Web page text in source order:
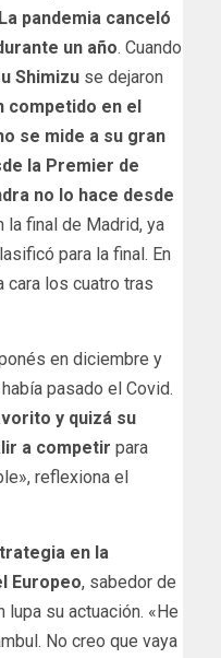
pandemia canceló
un año. Cuando
Shimizu se dejaron
competido en el
se mide a su gran
la Premier de
no lo hace desde
la final de Madrid, ya
para la final. En
cara los cuatro tras
en diciembre y
pasado el Covid.
y quizá su
a competir para
reflexiona el
en la
Europeo, sabedor de
lupa su actuación. «He
No creo que vaya